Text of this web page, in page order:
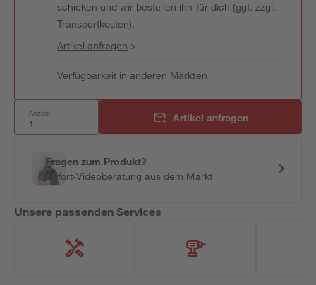
schicken und wir bestellen ihn für dich (ggf. zzgl.
Transportkosten).
Artikel anfragen >
Verfügbarkeit in anderen Märkten
Anzahl: Artikel anfragen
Fragen zum Produkt?
Sofort-Videoberatung aus dem Markt
Unsere passenden Services